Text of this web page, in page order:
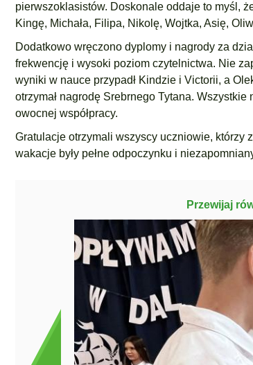
pierwszoklasistów. Doskonale oddaje to myśl,
Kingę, Michała, Filipa, Nikolę, Wojtka, Asię,
Dodatkowo wręczono dyplomy i nagrody za
frekwencję i wysoki poziom czytelnictwa. Nie
wyniki w nauce przypadł Kindzie i Victorii, a
otrzymał nagrodę Srebrnego Tytana.
owocnej współpracy.
Gratulacje otrzymali wszyscy uczniowie, którzy
wakacje były pełne odpoczynku i
Przewijaj